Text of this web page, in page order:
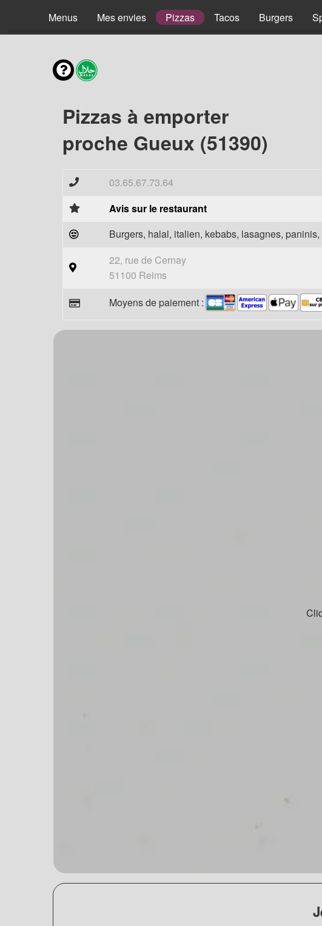
Menus Mes envies Pizzas Tacos Burgers
Pizzas à emporter
proche Gueux (51390)
03.65.67.73.64
Avis sur le restaurant
Burgers, halal, italien, kebabs, lasagnes,
22, rue de Cernay
51100 Reims
Moyens de paiement :